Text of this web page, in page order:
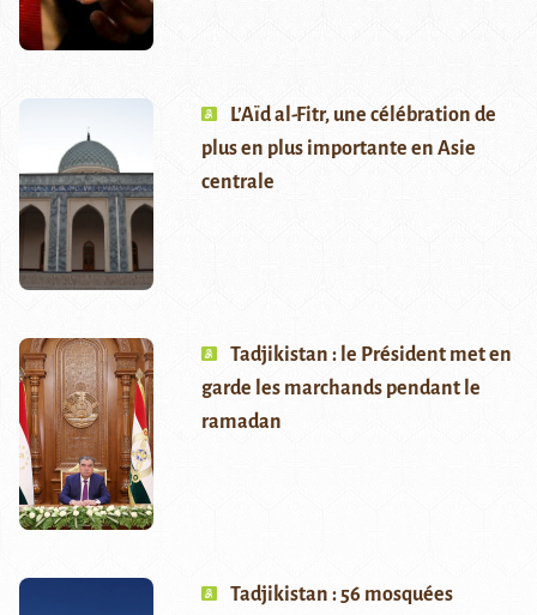
L’Aïd al-Fitr, une célébration de
plus en plus importante en Asie
centrale
Tadjikistan : le Président met en
garde les marchands pendant le
ramadan
Tadjikistan : 56 mosquées